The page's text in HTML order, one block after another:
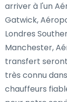
arriver à l'un
Gatwick,
Londres
Manchester,
transfert
très connu
chauffeurs